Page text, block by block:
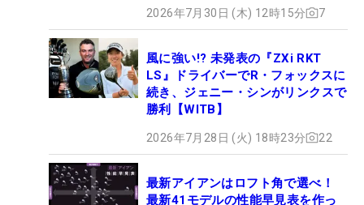
2026年7月30日 (木) 12時15分 7
風に強い!? 未発表の『ZXi RKT
LS』ドライバーでR・フォックスに
続き、ジェニー・シンがリンクスで
勝利【WITB】
2026年7月28日 (火) 18時23分 22
最新アイアンはロフト角で選べ！
最新41モデルの性能早見表を作っ